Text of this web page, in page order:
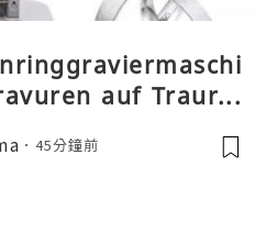
auf Traurin
45分鐘前